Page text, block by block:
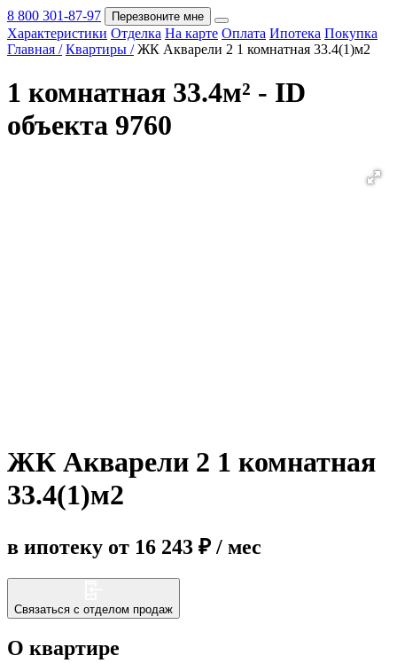
Покупка
8 800 301-87-97 Перезвоните мне
Характеристики Отделка На карте Оплата Ипотека Покупка
Главная / Квартиры / ЖК Акварели 2 1 комнатная 33.4(1)м2
1 комнатная 33.4м² - ID
объекта 9760
ЖК Акварели 2 1 комнатная
33.4(1)м2
в ипотеку от 16 243 ₽ / мес
Связаться с отделом продаж
О квартире